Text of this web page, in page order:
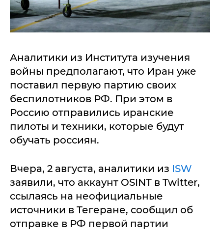
Аналитики из Института изучения
войны предполагают, что Иран уже
поставил первую партию своих
беспилотников РФ. При этом в
Россию отправились иранские
пилоты и техники, которые будут
обучать россиян.
Вчера, 2 августа, аналитики из ISW
заявили, что аккаунт OSINT в Twitter,
ссылаясь на неофициальные
источники в Тегеране, сообщил об
отправке в РФ первой партии